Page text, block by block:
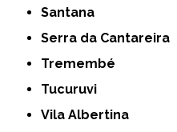
Santana
Serra da Cantareira
Tremembé
Tucuruvi
Vila Albertina